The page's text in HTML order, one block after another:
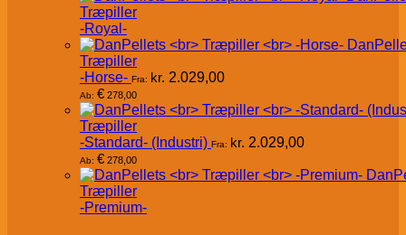
Træpiller
-Royal-
Træpiller
-Horse- Fra: kr. 2.029,00
Ab: € 278,00
Træpiller
-Standard- (Industri) Fra: kr. 2.029,00
Ab: € 278,00
Træpiller
-Premium-